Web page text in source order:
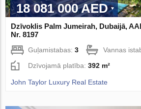
18 081 000 AED
Dzīvoklis Palm Jumeirah, Dubaijā,
Nr. 8197
Guļamistabas:3 Vannas
Dzīvojamā platība:392 m²
John Taylor Luxury Real Estate